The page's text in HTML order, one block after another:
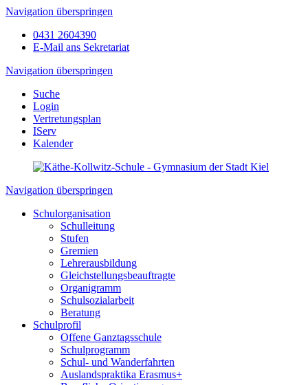
Navigation überspringen
0431 2604390
E-Mail ans Sekretariat
Navigation überspringen
Suche
Login
Vertretungsplan
IServ
Kalender
Navigation überspringen
Schulorganisation
Schulleitung
Stufen
Gremien
Lehrerausbildung
Gleichstellungsbeauftragte
Organigramm
Schulsozialarbeit
Beratung
Schulprofil
Offene Ganztagsschule
Schulprogramm
Schul- und Wanderfahrten
Auslandspraktika Erasmus+